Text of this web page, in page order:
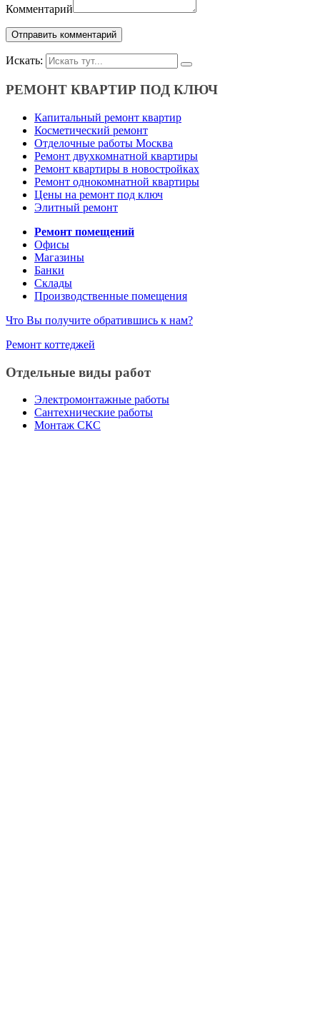
Комментарий
Искать:
РЕМОНТ КВАРТИР ПОД КЛЮЧ
Капитальный ремонт квартир
Косметический ремонт
Отделочные работы Москва
Ремонт двухкомнатной квартиры
Ремонт квартиры в новостройках
Ремонт однокомнатной квартиры
Цены на ремонт под ключ
Элитный ремонт
Ремонт помещений
Офисы
Магазины
Банки
Склады
Производственные помещения
Что Вы получите обратившись к нам?
Ремонт коттеджей
Отдельные виды работ
Электромонтажные работы
Сантехнические работы
Монтаж СКС